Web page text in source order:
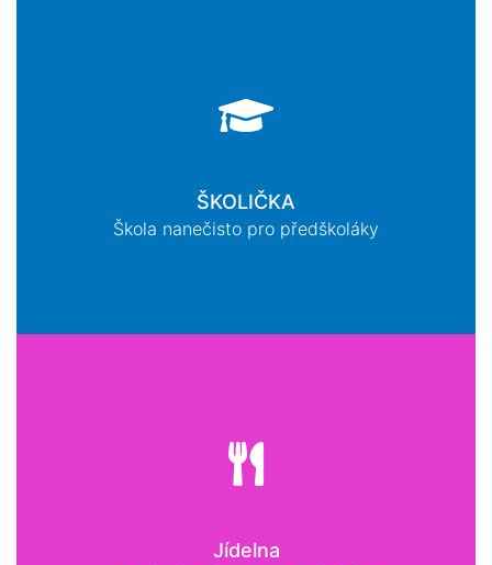
ŠKOLIČKA
Škola nanečisto pro předškoláky
Jídelna